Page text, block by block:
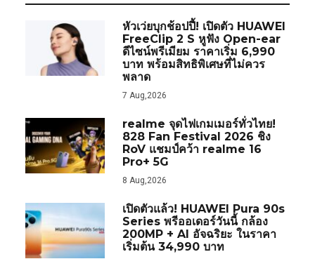
หัวเว่ยบุกช้อปปี้! เปิดตัว HUAWEI
FreeClip 2 S หูฟัง Open-ear
ดีไซน์พรีเมียม ราคาเริ่ม 6,990
บาท พร้อมสิทธิพิเศษที่ไม่ควร
พลาด
7 Aug,2026
realme จุดไฟเกมเมอร์ทั่วไทย!
828 Fan Festival 2026 ชิง
RoV แชมป์คว้า realme 16
Pro+ 5G
8 Aug,2026
เปิดตัวแล้ว! HUAWEI Pura 90s
Series พรีออเดอร์วันนี้ กล้อง
200MP + AI อัจฉริยะ ในราคา
เริ่มต้น 34,990 บาท